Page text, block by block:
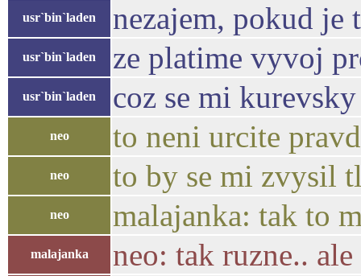
usr`bin`laden nezajem, pokud je
usr`bin`laden ze platime vyvoj
usr`bin`laden coz se mi
neo to neni urcite
neo to by se mi zvysil
neo malajanka: tak to
malajanka neo: tak ruzne..